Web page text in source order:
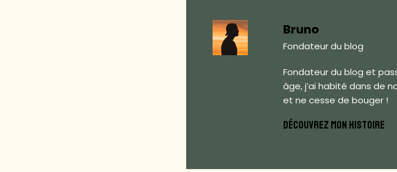
Bruno
Fondateur du blog
Fondateur du blog et
âge, j’ai habité dans de
et ne cesse de bouger !
DÉCOUVREZ MON HISTOIRE